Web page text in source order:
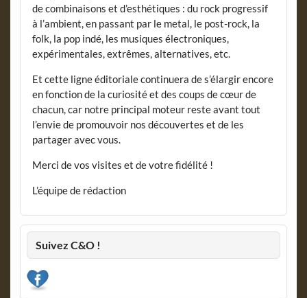
de combinaisons et d’esthétiques : du rock progressif
à l’ambient, en passant par le metal, le post-rock, la
folk, la pop indé, les musiques électroniques,
expérimentales, extrêmes, alternatives, etc.
Et cette ligne éditoriale continuera de s’élargir encore
en fonction de la curiosité et des coups de cœur de
chacun, car notre principal moteur reste avant tout
l’envie de promouvoir nos découvertes et de les
partager avec vous.
Merci de vos visites et de votre fidélité !
L’équipe de rédaction
Suivez C&O !